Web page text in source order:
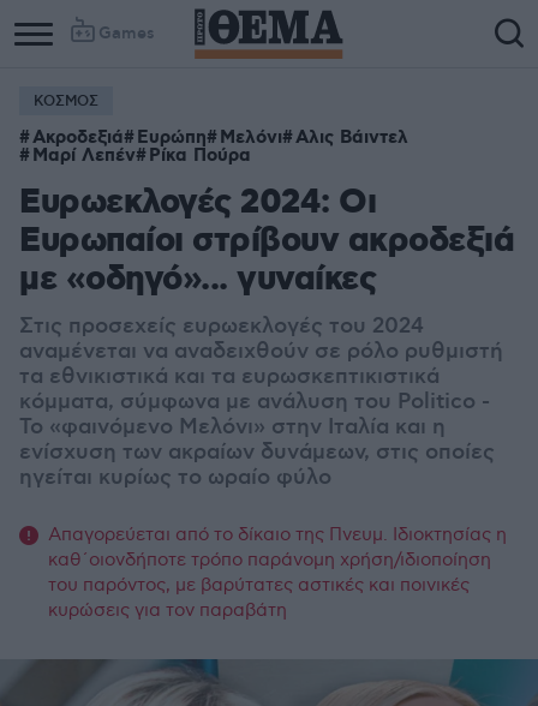
Games
ΚΟΣΜΟΣ
Ακροδεξιά Ευρώπη Μελόνι Αλις Βάιντελ
Μαρί Λεπέν Ρίκα Πούρα
Ευρωεκλογές 2024: Οι
Ευρωπαίοι στρίβουν ακροδεξιά
με «οδηγό»... γυναίκες
Στις προσεχείς ευρωεκλογές του 2024
αναμένεται να αναδειχθούν σε ρόλο ρυθμιστή
τα εθνικιστικά και τα ευρωσκεπτικιστικά
κόμματα, σύμφωνα με ανάλυση του Politico -
Το «φαινόμενο Μελόνι» στην Ιταλία και η
ενίσχυση των ακραίων δυνάμεων, στις οποίες
ηγείται κυρίως το ωραίο φύλο
Απαγορεύεται από το δίκαιο της Πνευμ. Ιδιοκτησίας η
καθ΄οιονδήποτε τρόπο παράνομη χρήση/ιδιοποίηση
του παρόντος, με βαρύτατες αστικές και ποινικές
κυρώσεις για τον παραβάτη